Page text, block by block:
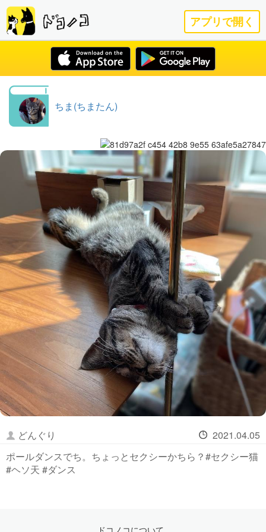
アプリで開く
ちま(ちまたん)
どんぐり
2021.04.05
ポールダンスでち。ちょっとセクシーかちら？#セクシー猫
#ヘソ天 #ダンス